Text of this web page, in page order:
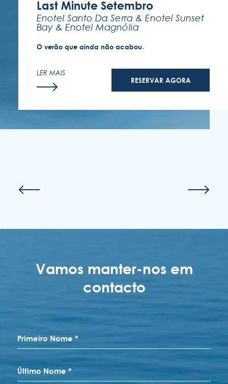
Last Minute Setembro
Enotel Santo Da Serra & Enotel Sunset
Bay&Enotel Magnólia
O verão que ainda não acabou.
LER MAIS
RESERVAR AGORA